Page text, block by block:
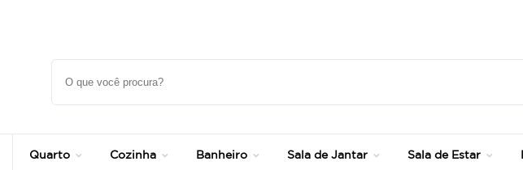
Quarto Cozinha Banheiro Sala de Jantar Sala de Estar